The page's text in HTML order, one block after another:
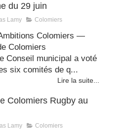
du 29 juin
Lamy Colomiers
Colomiers —
Colomiers
Conseil municipal a voté
six comités de q...
Lire la suite...
Colomiers Rugby au
Lamy Colomiers